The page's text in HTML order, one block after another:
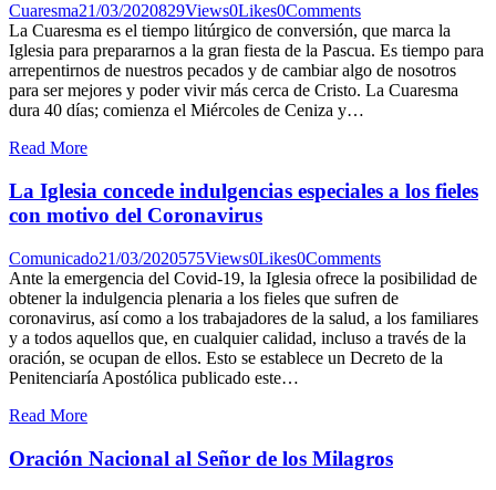
Cuaresma21/03/2020829Views0Likes0Comments
La Cuaresma es el tiempo litúrgico de conversión, que marca la
Iglesia para prepararnos a la gran fiesta de la Pascua. Es tiempo para
arrepentirnos de nuestros pecados y de cambiar algo de nosotros
para ser mejores y poder vivir más cerca de Cristo. La Cuaresma
dura 40 días; comienza el Miércoles de Ceniza y…
Read More
La Iglesia concede indulgencias especiales a los fieles
con motivo del Coronavirus
Comunicado21/03/2020575Views0Likes0Comments
Ante la emergencia del Covid-19, la Iglesia ofrece la posibilidad de
obtener la indulgencia plenaria a los fieles que sufren de
coronavirus, así como a los trabajadores de la salud, a los familiares
y a todos aquellos que, en cualquier calidad, incluso a través de la
oración, se ocupan de ellos. Esto se establece un Decreto de la
Penitenciaría Apostólica publicado este…
Read More
Oración Nacional al Señor de los Milagros